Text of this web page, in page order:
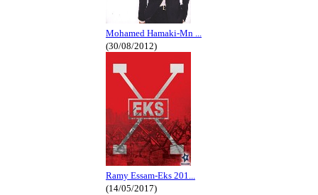
Mohamed Hamaki-Mn ...
(30/08/2012)
Ramy Essam-Eks 201...
(14/05/2017)